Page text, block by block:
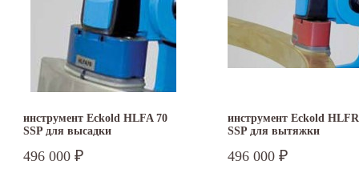
инструмент Eckold HLFA 70
SSP для высадки
496 000 ₽
инструмент Eckold
SSP для вытяжки
496 000 ₽